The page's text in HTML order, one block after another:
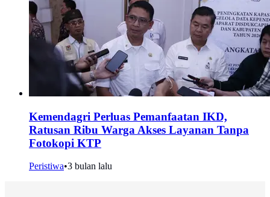
Kemendagri Perluas Pemanfaatan IKD,
Ratusan Ribu Warga Akses Layanan Tanpa
Fotokopi KTP
Peristiwa•3 bulan lalu